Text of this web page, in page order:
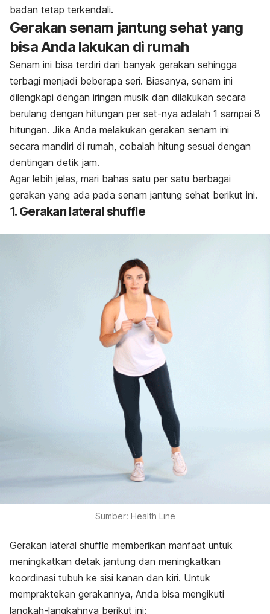
badan tetap terkendali.
Gerakan senam jantung sehat yang
bisa Anda lakukan di rumah
Senam ini bisa terdiri dari banyak gerakan sehingga
terbagi menjadi beberapa seri. Biasanya, senam ini
dilengkapi dengan iringan musik dan dilakukan secara
berulang dengan hitungan per set-nya adalah 1 sampai 8
hitungan. Jika Anda melakukan gerakan senam ini
secara mandiri di rumah, cobalah hitung sesuai dengan
dentingan detik jam.
Agar lebih jelas, mari bahas satu per satu berbagai
gerakan yang ada pada senam jantung sehat berikut ini.
1. Gerakan lateral shuffle
Sumber: Health Line
Gerakan lateral shuffle memberikan manfaat untuk
meningkatkan detak jantung dan meningkatkan
koordinasi tubuh ke sisi kanan dan kiri. Untuk
mempraktekan gerakannya, Anda bisa mengikuti
langkah-langkahnya berikut ini: